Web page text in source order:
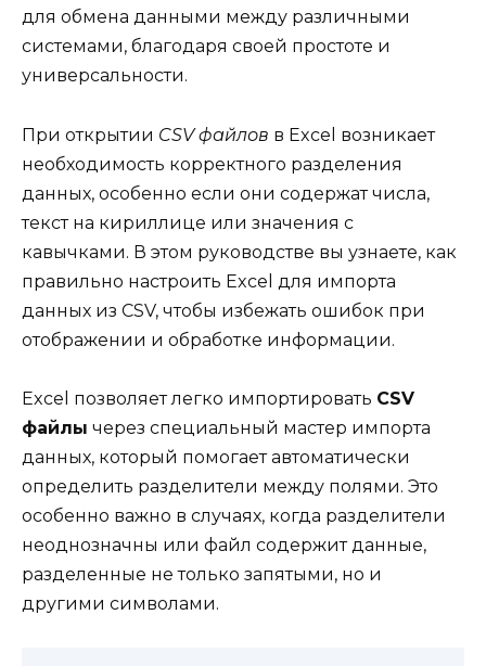
для обмена данными между различными
системами, благодаря своей простоте и
универсальности.
При открытии CSV файлов в Excel возникает
необходимость корректного разделения
данных, особенно если они содержат числа,
текст на кириллице или значения с
кавычками. В этом руководстве вы узнаете, как
правильно настроить Excel для импорта
данных из CSV, чтобы избежать ошибок при
отображении и обработке информации.
Excel позволяет легко импортировать CSV
файлы через специальный мастер импорта
данных, который помогает автоматически
определить разделители между полями. Это
особенно важно в случаях, когда разделители
неоднозначны или файл содержит данные,
разделенные не только запятыми, но и
другими символами.